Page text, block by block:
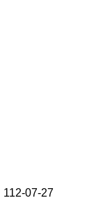
112-07-27